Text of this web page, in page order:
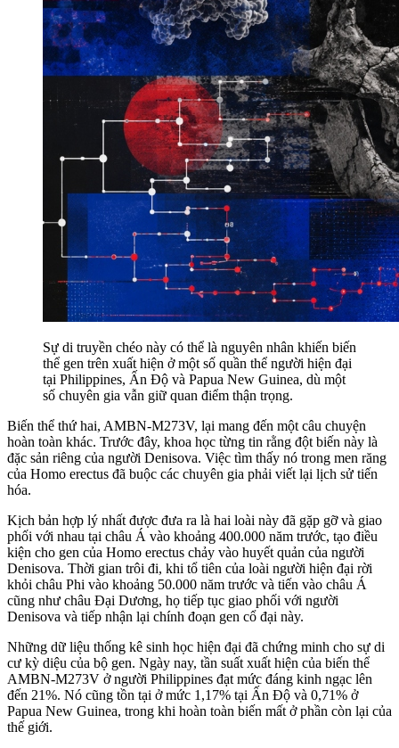
Sự di truyền chéo này có thể là nguyên nhân khiến biến
thể gen trên xuất hiện ở một số quần thể người hiện đại
tại Philippines, Ấn Độ và Papua New Guinea, dù một
số chuyên gia vẫn giữ quan điểm thận trọng.
Biến thể thứ hai, AMBN-M273V, lại mang đến một câu chuyện
hoàn toàn khác. Trước đây, khoa học từng tin rằng đột biến này là
đặc sản riêng của người Denisova. Việc tìm thấy nó trong men răng
của Homo erectus đã buộc các chuyên gia phải viết lại lịch sử tiến
hóa.
Kịch bản hợp lý nhất được đưa ra là hai loài này đã gặp gỡ và giao
phối với nhau tại châu Á vào khoảng 400.000 năm trước, tạo điều
kiện cho gen của Homo erectus chảy vào huyết quản của người
Denisova. Thời gian trôi đi, khi tổ tiên của loài người hiện đại rời
khỏi châu Phi vào khoảng 50.000 năm trước và tiến vào châu Á
cũng như châu Đại Dương, họ tiếp tục giao phối với người
Denisova và tiếp nhận lại chính đoạn gen cổ đại này.
Những dữ liệu thống kê sinh học hiện đại đã chứng minh cho sự di
cư kỳ diệu của bộ gen. Ngày nay, tần suất xuất hiện của biến thể
AMBN-M273V ở người Philippines đạt mức đáng kinh ngạc lên
đến 21%. Nó cũng tồn tại ở mức 1,17% tại Ấn Độ và 0,71% ở
Papua New Guinea, trong khi hoàn toàn biến mất ở phần còn lại của
thế giới.